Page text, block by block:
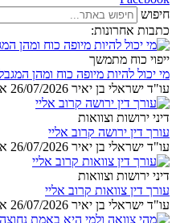
חיפוש
כתבות אחרונות:
ייפוי כוח מתמשך
מי יכול להיות מיופה כוח ומהן
עו"ד ישראלי בן יאיר 26/07/2026
דיני ירושות וצוואות
עורך דין ירושה קרוב אליי
עו"ד ישראלי בן יאיר 26/07/2026
דיני ירושות וצוואות
עורך דין צוואות קרוב אליי
עו"ד ישראלי בן יאיר 26/07/2026